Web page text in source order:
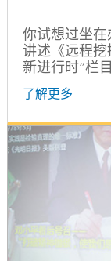
你试想过坐
讲述《远程挖
新进行时”栏
1台20吨的挖
着，你想象
法成为现实的
届本科校友隋
控的北京拓
做有意义有
了解更多